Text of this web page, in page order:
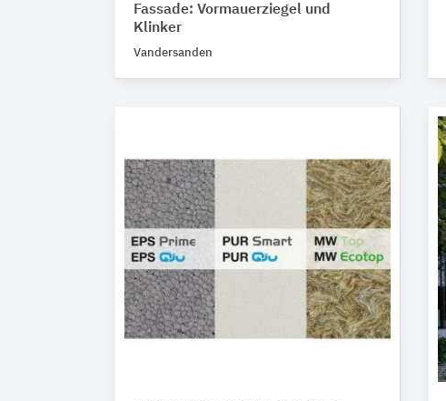
Fassade: Vormauerziegel und
Klinker
Vandersanden